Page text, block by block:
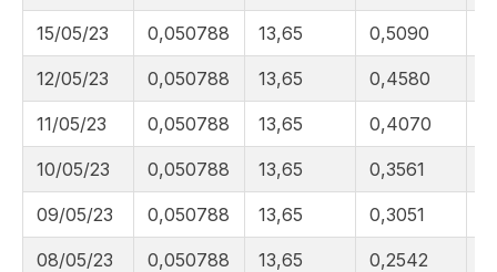
15/05/23 0,050788 13,65 0,5090
12/05/23 0,050788 13,65 0,4580
11/05/23 0,050788 13,65 0,4070
10/05/23 0,050788 13,65 0,3561
09/05/23 0,050788 13,65 0,3051
08/05/23 0,050788 13,65 0,2542